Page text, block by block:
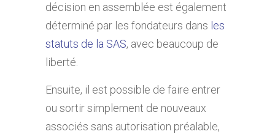
décision en assemblée est également
déterminé par les fondateurs dans les
statuts de la SAS, avec beaucoup de
liberté.
Ensuite, il est possible de faire entrer
ou sortir simplement de nouveaux
associés sans autorisation préalable,